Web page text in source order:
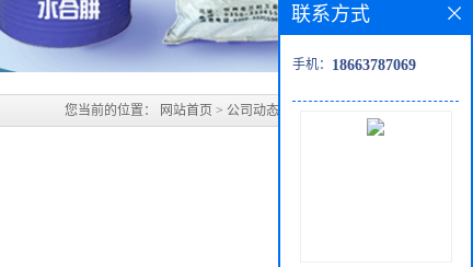
您当前的位置： 网站首页 > 公司动态
联系方式
手机： 18663787069